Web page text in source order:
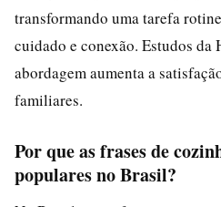
transformando uma tarefa
cuidado e conexão. Estudos da
abordagem aumenta a
familiares.
Por que as frases de
populares no Brasil?